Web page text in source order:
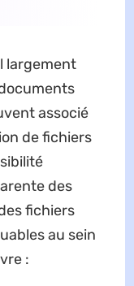
largement
associé
de fichiers
des
fichiers
au sein
: